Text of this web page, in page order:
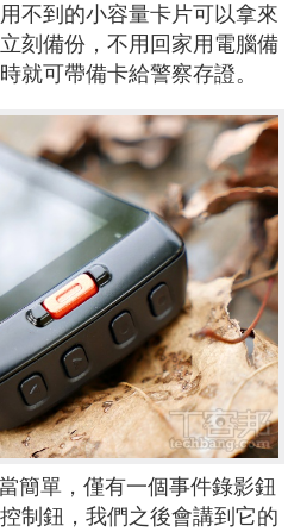
不到的小容量卡片可以拿來
刻備份，不用回家用電腦備
就可帶備卡給警察存證。
簡單，僅有一個事件錄影鈕
制鈕，我們之後會講到它的